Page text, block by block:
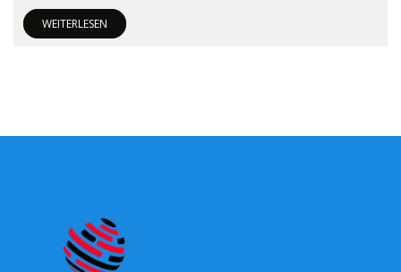
WEITERLESEN